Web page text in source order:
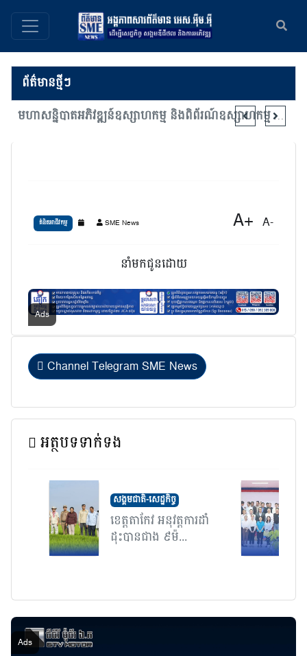
ព័ត៌មានថ្មីៗ
មហាសន្និបាតអភិវឌ្ឍន៍ឧស្សាហកម្ម និងពិព័រណ៍ឧស្សាហកម្ម ផ្តោតលើការជំរុញភាពជាដៃគូឧស្សាហកម្ម និងការចាប់យកបច្ចេកវិទ្យាទំនើប
គំនិតអាជីវកម្ម SME News A+ A-
នាំមកជូនដោយ
Channel Telegram SME News
អត្ថបទទាក់ទង
សង្គមជាតិ-សេដ្ឋកិច្ច
ខេត្តតាកែវ អនុវត្តការដាំ
ដុះបានជាង ៩ម៉...